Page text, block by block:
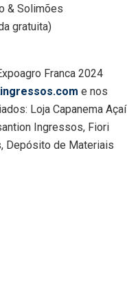
& Solimões
gratuita)
Franca 2024
e nos
Loja Capanema Açaí
Ingressos, Fiori
Depósito de Materiais